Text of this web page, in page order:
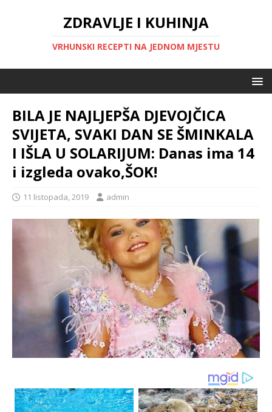
ZDRAVLJE I KUHINJA
VRHUNSKI RECEPTI NA JEDNOM MJESTU
BILA JE NAJLJEPŠA DJEVOJČICA
SVIJETA, SVAKI DAN SE ŠMINKALA
I IŠLA U SOLARIJUM: Danas ima 14
i izgleda ovako,ŠOK!
11 listopada, 2019 admin